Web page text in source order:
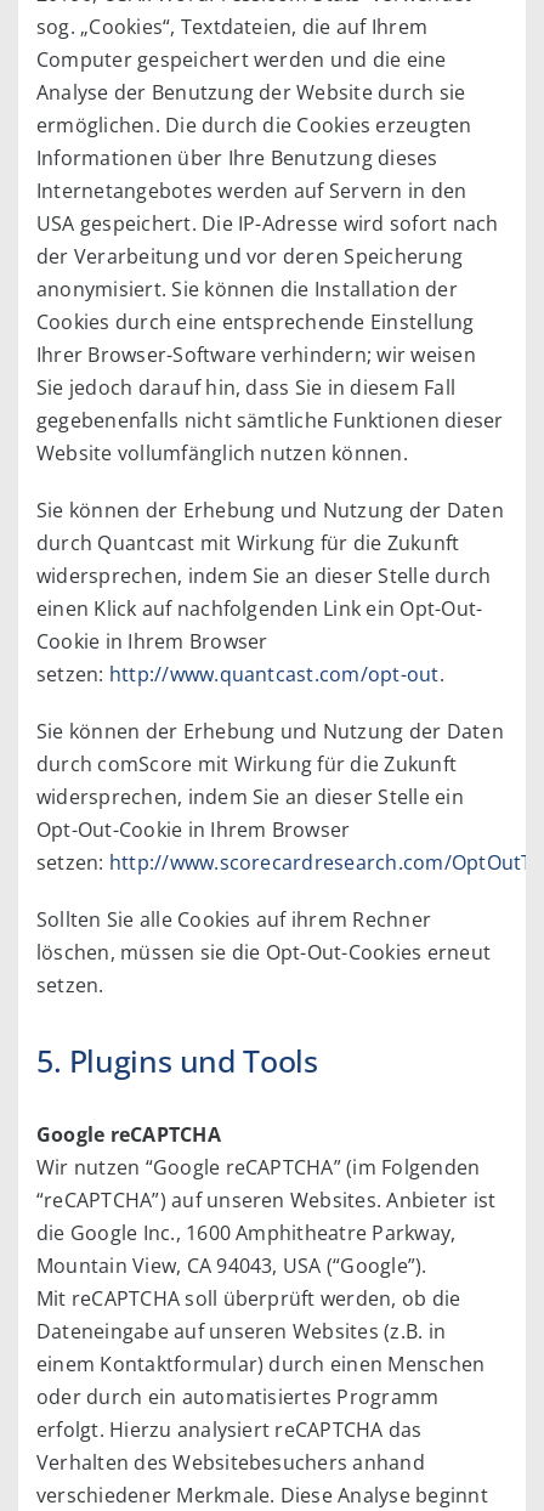
sog. „Cookies“, Textdateien, die auf Ihrem
Computer gespeichert werden und die eine
Analyse der Benutzung der Website durch sie
ermöglichen. Die durch die Cookies erzeugten
Informationen über Ihre Benutzung dieses
Internetangebotes werden auf Servern in den
USA gespeichert. Die IP-Adresse wird sofort nach
der Verarbeitung und vor deren Speicherung
anonymisiert. Sie können die Installation der
Cookies durch eine entsprechende Einstellung
Ihrer Browser-Software verhindern; wir weisen
Sie jedoch darauf hin, dass Sie in diesem Fall
gegebenenfalls nicht sämtliche Funktionen dieser
Website vollumfänglich nutzen können.
Sie können der Erhebung und Nutzung der Daten
durch Quantcast mit Wirkung für die Zukunft
widersprechen, indem Sie an dieser Stelle durch
einen Klick auf nachfolgenden Link ein Opt-Out-
Cookie in Ihrem Browser
setzen: http://www.quantcast.com/opt-out.
Sie können der Erhebung und Nutzung der Daten
durch comScore mit Wirkung für die Zukunft
widersprechen, indem Sie an dieser Stelle ein
Opt-Out-Cookie in Ihrem Browser
setzen: http://www.scorecardresearch.com/
Sollten Sie alle Cookies auf ihrem Rechner
löschen, müssen sie die Opt-Out-Cookies erneut
setzen.
5. Plugins und Tools
Google reCAPTCHA
Wir nutzen “Google reCAPTCHA” (im Folgenden
“reCAPTCHA”) auf unseren Websites. Anbieter ist
die Google Inc., 1600 Amphitheatre Parkway,
Mountain View, CA 94043, USA (“Google”).
Mit reCAPTCHA soll überprüft werden, ob die
Dateneingabe auf unseren Websites (z.B. in
einem Kontaktformular) durch einen Menschen
oder durch ein automatisiertes Programm
erfolgt. Hierzu analysiert reCAPTCHA das
Verhalten des Websitebesuchers anhand
verschiedener Merkmale. Diese Analyse beginnt